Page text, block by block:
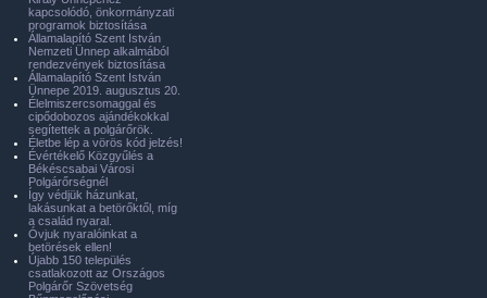
kapcsolódó, önkormányzati
programok biztosítása
Államalapító Szent István
Nemzeti Ünnep alkalmából
rendezvények biztosítása
Államalapító Szent István
Ünnepe 2019. augusztus 20.
Élelmiszercsomaggal és
cipődobozos ajándékokkal
segítettek a polgárőrök.
Életbe lép a vörös kód jelzés!
Évértékelő Közgyűlés a
Békéscsabai Városi
Polgárőrségnél
Így védjük házunkat,
lakásunkat a betörőktől, míg
a család nyaral.
Óvjuk nyaralóinkat a
betörések ellen!
Újabb 150 település
csatlakozott az Országos
Polgárőr Szövetség